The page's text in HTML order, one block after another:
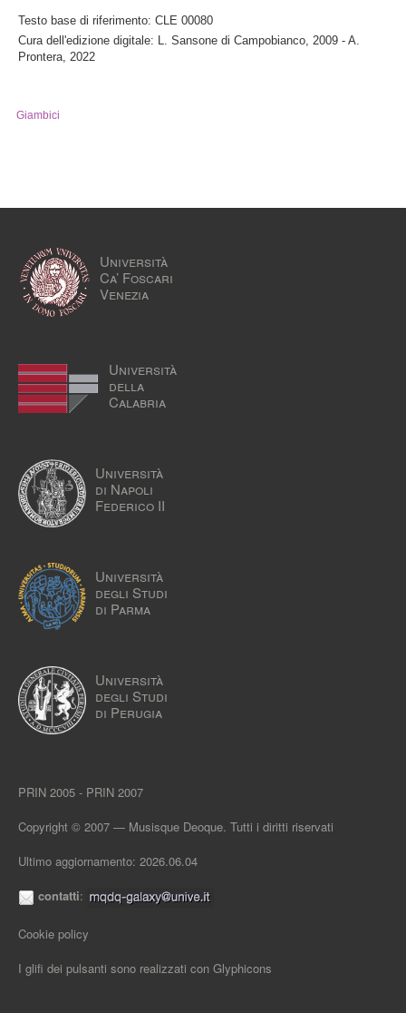
Testo base di riferimento: CLE 00080
Cura dell'edizione digitale: L. Sansone di Campobianco, 2009 - A.
Prontera, 2022
Giambici
Università
Ca’ Foscari
Venezia
Università
della
Calabria
Università
di Napoli
Federico II
Università
degli Studi
di Parma
Università
degli Studi
di Perugia
PRIN 2005 - PRIN 2007
Copyright © 2007 — Musisque Deoque. Tutti i diritti riservati
Ultimo aggiornamento: 2026.06.04
contatti:
Cookie policy
I glifi dei pulsanti sono realizzati con Glyphicons